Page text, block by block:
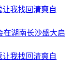
让我找回清爽自
在湖南长沙盛大启
让我找回清爽自